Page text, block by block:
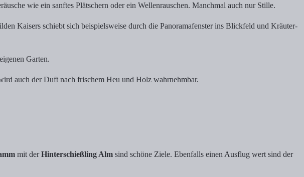
wie ein sanftes Plätschern oder ein Wellenrauschen. Manchmal auch nur Stille.
Kaisers schiebt sich beispielsweise durch die Panoramafenster ins Blickfeld und Kräuter-
Garten.
auch der Duft nach frischem Heu und Holz wahrnehmbar.
mit derHinterschießling Alm sind schöne Ziele. Ebenfalls einen Ausflug wert sind der